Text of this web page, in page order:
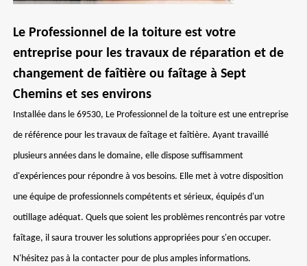
Le Professionnel de la toiture est votre
entreprise pour les travaux de réparation et de
changement de faîtière ou faîtage à Sept
Chemins et ses environs
Installée dans le 69530, Le Professionnel de la toiture est une entreprise
de référence pour les travaux de faîtage et faîtière. Ayant travaillé
plusieurs années dans le domaine, elle dispose suffisamment
d'expériences pour répondre à vos besoins. Elle met à votre disposition
une équipe de professionnels compétents et sérieux, équipés d'un
outillage adéquat. Quels que soient les problèmes rencontrés par votre
faîtage, il saura trouver les solutions appropriées pour s'en occuper.
N'hésitez pas à la contacter pour de plus amples informations.